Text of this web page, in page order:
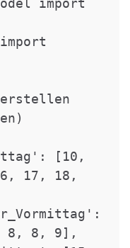
import
17, 18,
8, 8, 9],